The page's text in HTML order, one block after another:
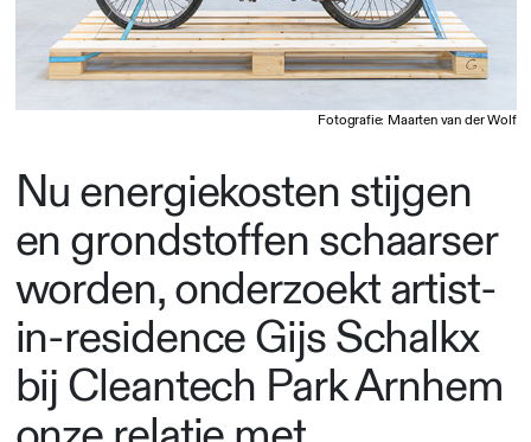
Fotografie: Maarten van der Wolf
Nu energiekosten stijgen
en grondstoffen schaarser
worden, onderzoekt artist-
in-residence Gijs Schalkx
bij Cleantech Park Arnhem